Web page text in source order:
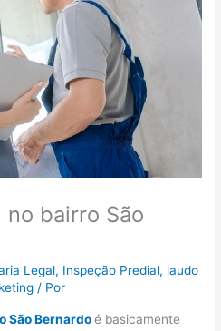
no bairro São
Legal, Inspeção Predial, laudo
/ Por
São Bernardoé basicamente